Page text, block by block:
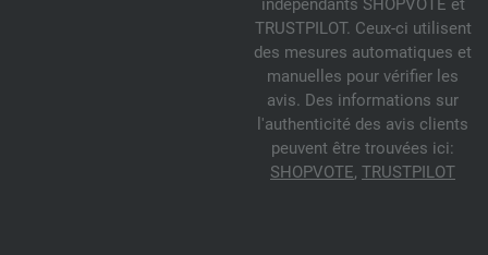
indépendants SHOPVOTE et
TRUSTPILOT. Ceux-ci utilisent
des mesures automatiques et
manuelles pour vérifier les
avis. Des informations sur
l'authenticité des avis clients
peuvent être trouvées ici:
SHOPVOTE, TRUSTPILOT